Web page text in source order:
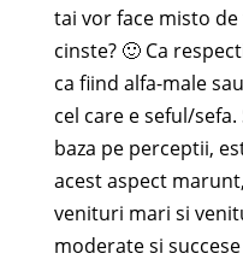
tai vor face misto
cinste? 🙂 Ca
ca fiind alfa-male
cel care e seful/
baza pe perceptii,
acest aspect
venituri mari si
moderate si